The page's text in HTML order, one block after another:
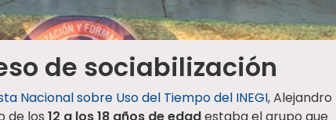
de sociabilización
Nacional sobre Uso del Tiempo del INEGI, Alejandro
de los 12 a los 18 años de edadestaba el grupo que